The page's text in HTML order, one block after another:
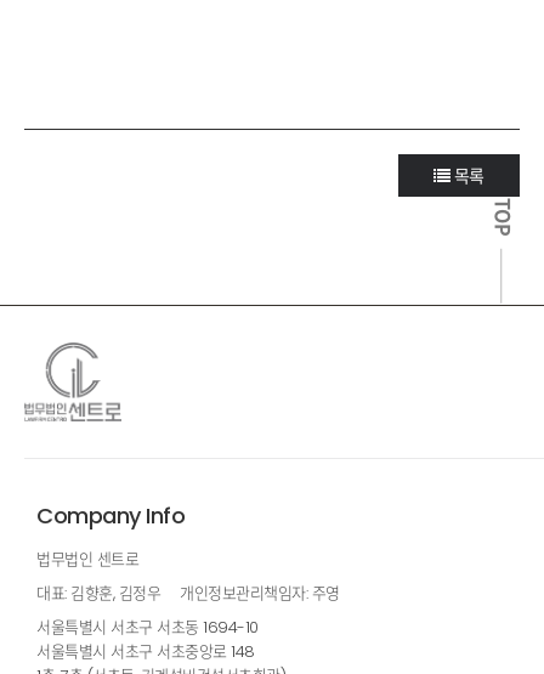
목록
Company Info
법무법인 센트로
대표: 김향훈, 김정우
개인정보관리책임자: 주영
서울특별시 서초구 서초동 1694-10
서울특별시 서초구 서초중앙로 148
TOP